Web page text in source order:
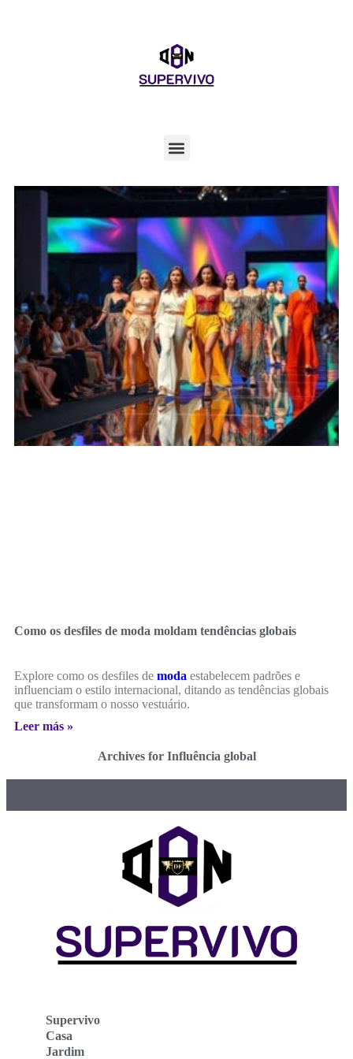
Como os desfiles de moda moldam tendências globais
Explore como os desfiles de moda estabelecem padrões e
influenciam o estilo internacional, ditando as tendências globais
que transformam o nosso vestuário.
Leer más »
Archives for Influência global
Supervivo
Casa
Jardim